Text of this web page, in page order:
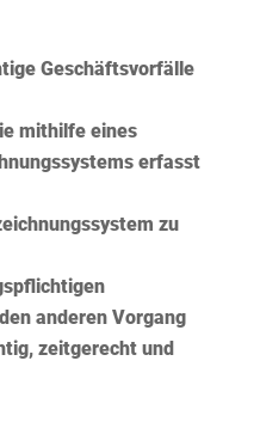
Geschäftsvorfälle
mithilfe eines
erfasst
zu
anderen Vorgang
zeitgerecht und